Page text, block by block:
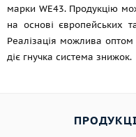
марки WЕ43. Продукцію
на основі європейських
Реалізація можлива оптом
діє гнучка система знижок.